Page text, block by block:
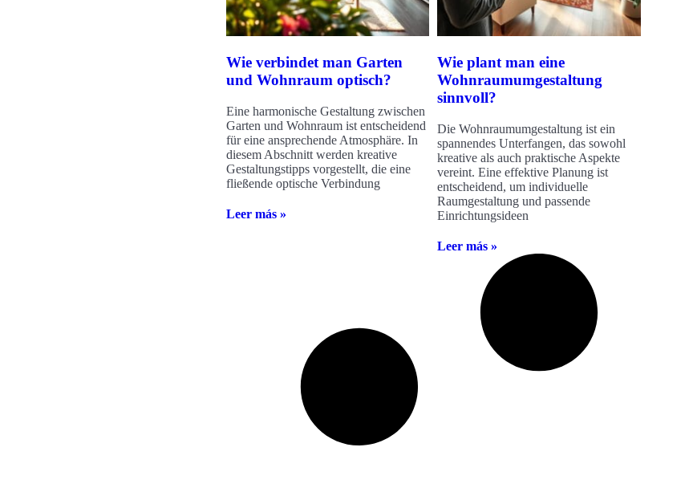
Wie verbindet man Garten
und Wohnraum optisch?
Eine harmonische Gestaltung zwischen
Garten und Wohnraum ist entscheidend
für eine ansprechende Atmosphäre. In
diesem Abschnitt werden kreative
Gestaltungstipps vorgestellt, die eine
fließende optische Verbindung
Leer más »
Wie plant man eine
Wohnraumumgestaltung
sinnvoll?
Die Wohnraumumgestaltung ist ein
spannendes Unterfangen, das sowohl
kreative als auch praktische Aspekte
vereint. Eine effektive Planung ist
entscheidend, um individuelle
Raumgestaltung und passende
Einrichtungsideen
Leer más »